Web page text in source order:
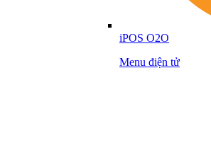
iPOS O2O
Menu điện tử